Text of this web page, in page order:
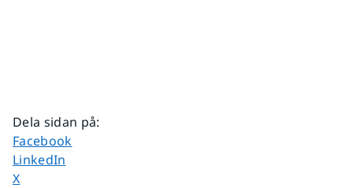
Dela sidan på:
Dela sidan på
Facebook
Dela sidan på
LinkedIn
Dela sidan på
X